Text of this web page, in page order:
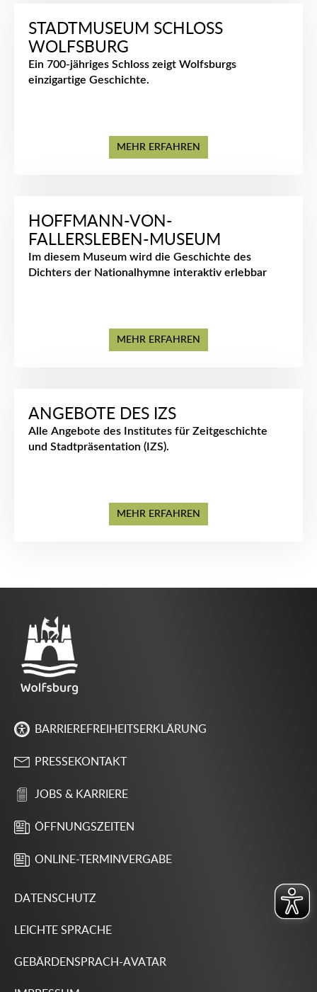
STADTMUSEUM SCHLOSS
WOLFSBURG
Ein 700-jähriges Schloss zeigt Wolfsburgs
einzigartige Geschichte.
MEHR ERFAHREN
HOFFMANN-VON-
FALLERSLEBEN-MUSEUM
Im diesem Museum wird die Geschichte des
Dichters der Nationalhymne interaktiv erlebbar
MEHR ERFAHREN
ANGEBOTE DES IZS
Alle Angebote des Institutes für Zeitgeschichte
und Stadtpräsentation (IZS).
MEHR ERFAHREN
BARRIEREFREIHEITSERKLÄRUNG
PRESSEKONTAKT
JOBS & KARRIERE
ÖFFNUNGSZEITEN
ONLINE-TERMINVERGABE
DATENSCHUTZ
LEICHTE SPRACHE
GEBÄRDENSPRACH-AVATAR